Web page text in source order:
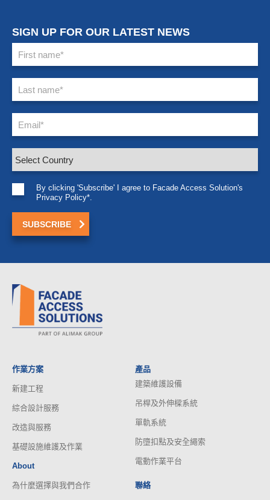
SIGN UP FOR OUR LATEST NEWS
By clicking 'Subscribe' I agree to Facade Access Solution's
Privacy Policy*.
作業方案
新建工程
綜合設計服務
改造與服務
基礎設施維護及作業
About
為什麼選擇與我們合作
產品
建築維護設備
吊桿及外伸樑系統
單軌系統
防墮扣點及安全繩索
電動作業平台
聯絡